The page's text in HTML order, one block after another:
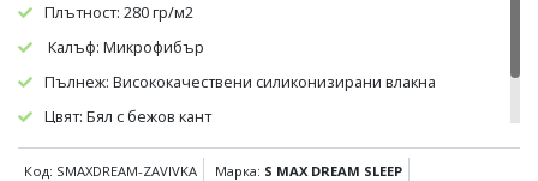
Плътност: 280 гр/м2
Калъф: Микрофибър
Пълнеж: Висококачествени силиконизирани влакна
Цвят: Бял с бежов кант
Капитонаж: Да
Код: SMAXDREAM-ZAVIVKA Марка: S MAX DREAM SLEEP